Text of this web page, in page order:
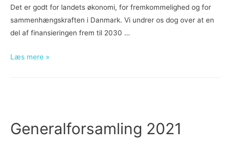
Det er godt for landets økonomi, for fremkommelighed og for
sammenhængskraften i Danmark. Vi undrer os dog over at en
del af finansieringen frem til 2030 …
Nu
Sto­
Læs mere »
Generalforsamling 2021